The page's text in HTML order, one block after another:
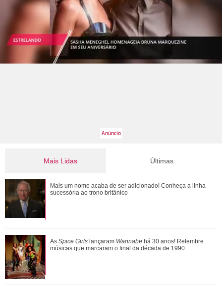
Mais Lidas
Jojo Todynho faz novo procedimento estético para definir
pernas: Muito realizada
Entenda a dinâmica do NCT e relembre quem já fez parte
grupo de K-Pop
Últimas
Mais um nome acaba de ser adicionado! Conheça a linha
sucessória ao trono britânico
As Spice Girls lançaram Wannabe há 30 anos! Relembre
músicas que marcaram o final da década de 1990